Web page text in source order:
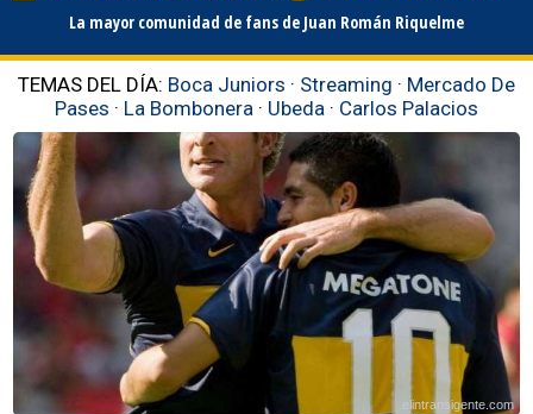
La mayor comunidad de fans de Juan Román Riquelme
TEMAS DEL DÍA: Boca Juniors · Streaming · Mercado De
Pases · La Bombonera · Ubeda · Carlos Palacios
elintransigente.com